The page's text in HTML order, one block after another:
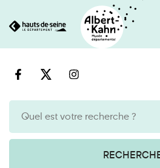
au
Cookies et traceurs utilisés sur ce site